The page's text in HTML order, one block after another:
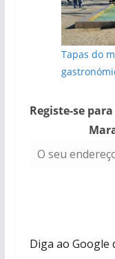
Tapas do
Registe-se
Diga ao Google